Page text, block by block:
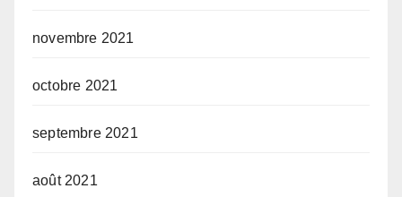
novembre 2021
octobre 2021
septembre 2021
août 2021